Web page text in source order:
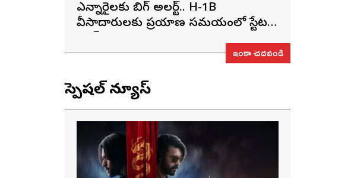
ఎన్నారైలకు బిగ్ అలర్ట్.. H-1B
వీసాదారులకు ప్రయాణ సమయంలో స్టేటస్
ఇంకా చదవండి
స్పెషల్ న్యూస్